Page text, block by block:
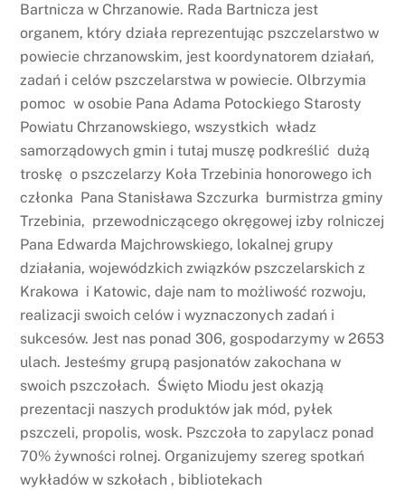
Bartnicza w Chrzanowie. Rada Bartnicza jest
organem, który działa reprezentując pszczelarstwo w
powiecie chrzanowskim, jest koordynatorem działań,
zadań i celów pszczelarstwa w powiecie. Olbrzymia
pomoc w osobie Pana Adama Potockiego Starosty
Powiatu Chrzanowskiego, wszystkich władz
samorządowych gmin i tutaj muszę podkreślić dużą
troskę o pszczelarzy Koła Trzebinia honorowego ich
członka Pana Stanisława Szczurka burmistrza gminy
Trzebinia, przewodniczącego okręgowej izby rolniczej
Pana Edwarda Majchrowskiego, lokalnej grupy
działania, wojewódzkich związków pszczelarskich z
Krakowa i Katowic, daje nam to możliwość rozwoju,
realizacji swoich celów i wyznaczonych zadań i
sukcesów. Jest nas ponad 306, gospodarzymy w 2653
ulach. Jesteśmy grupą pasjonatów zakochana w
swoich pszczołach. Święto Miodu jest okazją
prezentacji naszych produktów jak mód, pyłek
pszczeli, propolis, wosk. Pszczoła to zapylacz ponad
70% żywności rolnej. Organizujemy szereg spotkań
wykładów w szkołach , bibliotekach